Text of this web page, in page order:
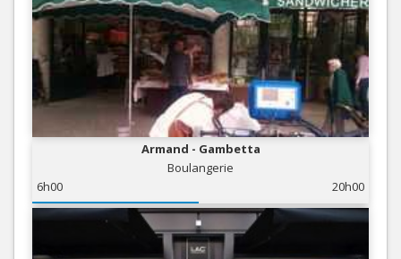
Armand - Gambetta
Boulangerie
6h00
20h00